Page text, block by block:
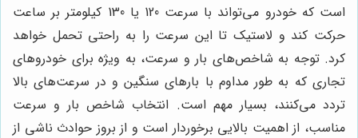
است که خودرو می‌تواند با سرعت 120 یا 130 کیلومتر بر ساعت
حرکت کند و لاستیک تا این سرعت را به راحتی تحمل خواهد
کرد. توجه به شاخص‌های بار و سرعت، به ویژه برای خودروهای
تجاری که به طور مداوم با بارهای سنگین و در سرعت‌های بالا
تردد می‌کنند، بسیار مهم است. انتخاب شاخص بار و سرعت
مناسب، از اهمیت بالایی برخوردار است و از بروز حوادث ناشی از